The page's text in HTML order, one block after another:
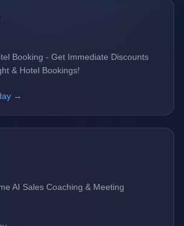
Booking - Get Immediate Discounts
& Hotel Bookings!
→
AI Sales Coaching & Meeting